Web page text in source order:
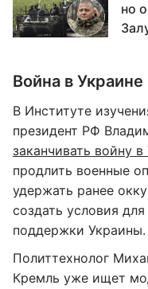
но
Война в
В Институте
президент РФ
заканчивать войну в
продлить военные
удержать ранее
создать условия
поддержки Украины.
Политтехнолог
Кремль уже ищет